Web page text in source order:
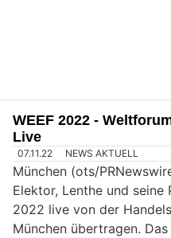
WEEF 2022 -
Live
07.11.22 NEWS AKTUELL
München (ots/
Elektor, Lenthe und seine
2022 live von der
München übertragen.